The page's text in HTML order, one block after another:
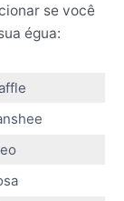
se você
égua: